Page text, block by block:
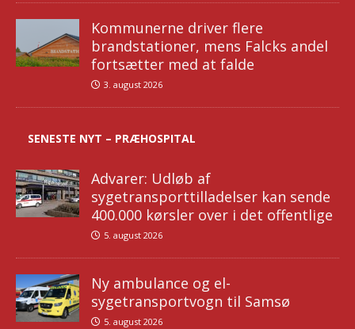
Kommunerne driver flere
brandstationer, mens Falcks andel
fortsætter med at falde
3. august 2026
SENESTE NYT – PRÆHOSPITAL
Advarer: Udløb af
sygetransporttilladelser kan sende
400.000 kørsler over i det offentlige
5. august 2026
Ny ambulance og el-
sygetransportvogn til Samsø
5. august 2026